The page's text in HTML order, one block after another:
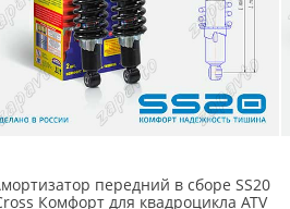
передний в сборе SS20
Комфорт для квадроцикла ATV